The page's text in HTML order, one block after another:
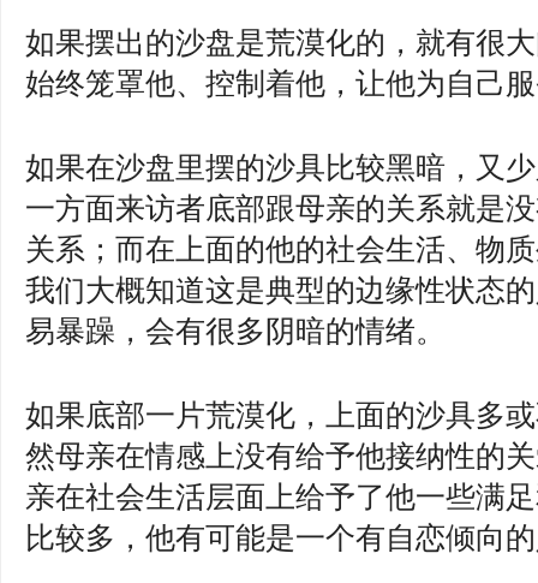
如果摆出的沙盘是荒漠化的，就有很
始终笼罩他、控制着他，让他为自己
如果在沙盘里摆的沙具比较黑暗，又
一方面来访者底部跟母亲的关系就是
关系；而在上面的他的社会生活、物
我们大概知道这是典型的边缘性状态
易暴躁，会有很多阴暗的情绪。
如果底部一片荒漠化，上面的沙具多
然母亲在情感上没有给予他接纳性的
亲在社会生活层面上给予了他一些满
比较多，他有可能是一个有自恋倾向